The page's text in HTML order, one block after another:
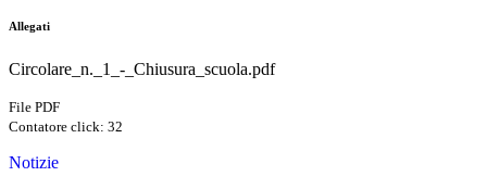
Allegati
Circolare_n._1_-_Chiusura_scuola.pdf
File PDF
Contatore click: 32
Notizie